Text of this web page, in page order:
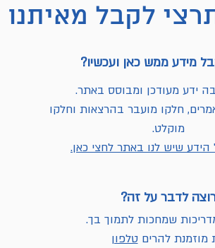
לקבל
מידע ממש כאן ועכשיו?
ידע מעודכן ומבוסס באתר.
חלקו מועבר בהרצאות וחלקו
מוקלט.
שיש לנו באתר לחצי כאן.
לדבר על זה?
שמחכות לתמוך בך.
מוזמנת להריםטלפון